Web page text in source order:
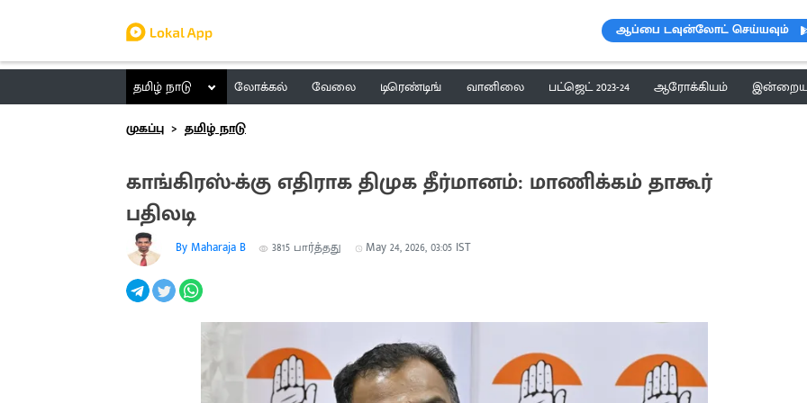
ஆப்பை டவுன்லோட் செய்யவும்
தமிழ் நாடு லோக்கல் வேலை டிரெண்டிங் வானிலை பட்ஜெட் 2023-24 ஆரோக்கியம் இன்றைய
முகப்பு
தமிழ் நாடு
காங்கிரஸ்-க்கு எதிராக திமுக தீர்மானம்: மாணிக்கம் தாகூர்
பதிலடி
By Maharaja B 3815 பார்த்தது May 24, 2026, 03:05 IST